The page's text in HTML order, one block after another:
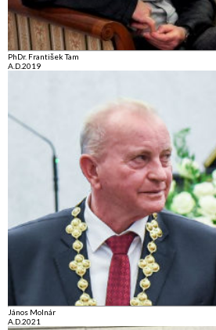
PhDr. František Tam
A.D.2019
János Molnár
A.D.2021